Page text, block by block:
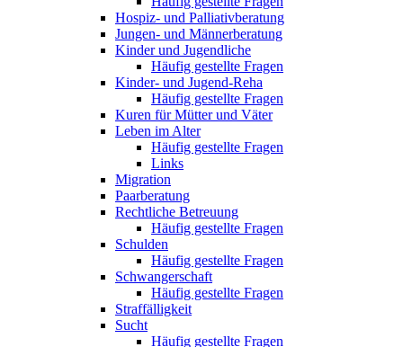
Hospiz- und Palliativberatung
Jungen- und Männerberatung
Kinder und Jugendliche
Häufig gestellte Fragen
Kinder- und Jugend-Reha
Häufig gestellte Fragen
Kuren für Mütter und Väter
Leben im Alter
Häufig gestellte Fragen
Links
Migration
Paarberatung
Rechtliche Betreuung
Häufig gestellte Fragen
Schulden
Häufig gestellte Fragen
Schwangerschaft
Häufig gestellte Fragen
Straffälligkeit
Sucht
Häufig gestellte Fragen